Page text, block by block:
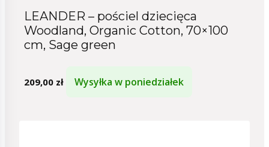
LEANDER – pościel dziecięca
Woodland, Organic Cotton, 70×100
cm, Sage green
209,00 zł Wysyłka w poniedziałek